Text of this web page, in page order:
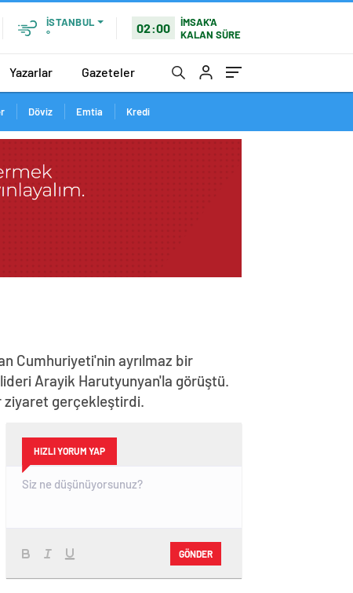
İSTANBUL
°
02:00
İMSAK'A
KALAN SÜRE
Yazarlar Gazeteler
Döviz Emtia Kredi
Cumhuriyeti'nin ayrılmaz bir
lideri Arayik Harutyunyan'la görüştü.
ziyaret gerçekleştirdi.
HIZLI YORUM YAP
GÖNDER